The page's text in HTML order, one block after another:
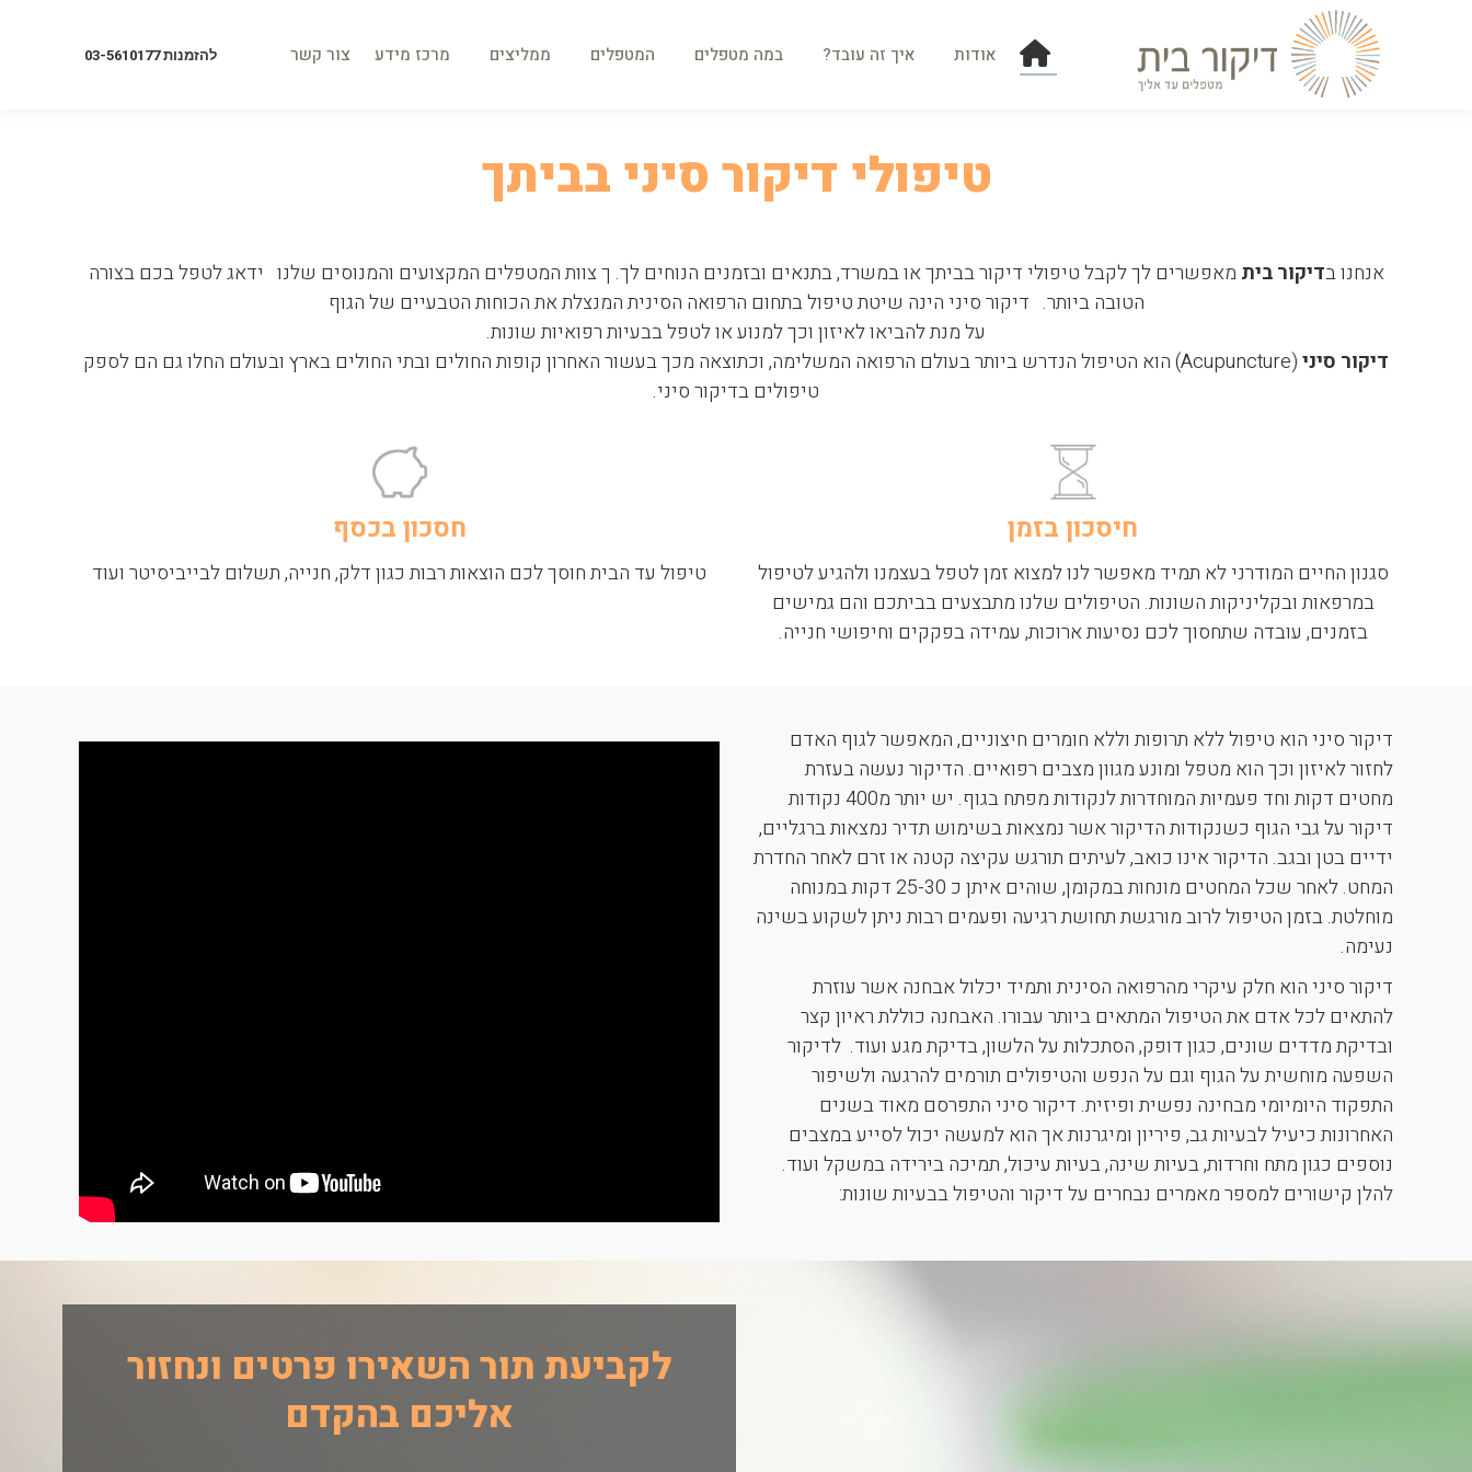
אודות איך זה עובד? במה מטפלים המטפלים ממליצים מרכז מידע צור קשר להזמנות 03-5610177
טיפולי דיקור סיני בביתך
אנחנו בדיקור בית מאפשרים לך לקבל טיפולי דיקור בביתך או במשרד, בתנאים ובזמנים הנוחים לך. ך צוות המטפלים המקצועים והמנוסים שלנו ידאג לטפל בכם בצורה
הטובה ביותר. דיקור סיני הינה שיטת טיפול בתחום הרפואה הסינית המנצלת את הכוחות הטבעיים של הגוף
על מנת להביאו לאיזון וכך למנוע או לטפל בבעיות רפואיות שונות.
דיקור סיני
(Acupuncture) הוא הטיפול הנדרש ביותר בעולם הרפואה המשלימה, וכתוצאה מכך בעשור האחרון קופות החולים ובתי החולים בארץ ובעולם החלו גם הם לספק
טיפולים בדיקור סיני.
חסכון בכסף
טיפול עד הבית חוסך לכם הוצאות רבות כגון דלק, חנייה, תשלום לבייביסיטר ועוד
חיסכון בזמן
סגנון החיים המודרני לא תמיד מאפשר לנו למצוא זמן לטפל בעצמנו ולהגיע לטיפול
במרפאות ובקליניקות השונות. הטיפולים שלנו מתבצעים בביתכם והם גמישים
בזמנים, עובדה שתחסוך לכם נסיעות ארוכות, עמידה בפקקים וחיפושי חנייה.
דיקור סיני הוא טיפול ללא תרופות וללא חומרים חיצוניים, המאפשר לגוף האדם
לחזור לאיזון וכך הוא מטפל ומונע מגוון מצבים רפואיים. הדיקור נעשה בעזרת
מחטים דקות וחד פעמיות המוחדרות לנקודות מפתח בגוף. יש יותר מ400 נקודות
דיקור על גבי הגוף כשנקודות הדיקור אשר נמצאות בשימוש תדיר נמצאות ברגליים,
ידיים בטן ובגב. הדיקור אינו כואב, לעיתים תורגש עקיצה קטנה או זרם לאחר החדרת
המחט. לאחר שכל המחטים מונחות במקומן, שוהים איתן כ 25-30 דקות במנוחה
מוחלטת. בזמן הטיפול לרוב מורגשת תחושת רגיעה ופעמים רבות ניתן לשקוע בשינה
נעימה.
דיקור סיני הוא חלק עיקרי מהרפואה הסינית ותמיד יכלול אבחנה אשר עוזרת
להתאים לכל אדם את הטיפול המתאים ביותר עבורו. האבחנה כוללת ראיון קצר
ובדיקת מדדים שונים, כגון דופק, הסתכלות על הלשון, בדיקת מגע ועוד. לדיקור
השפעה מוחשית על הגוף וגם על הנפש והטיפולים תורמים להרגעה ולשיפור
התפקוד היומיומי מבחינה נפשית ופיזית. דיקור סיני התפרסם מאוד בשנים
האחרונות כיעיל לבעיות גב, פיריון ומיגרנות אך הוא למעשה יכול לסייע במצבים
נוספים כגון מתח וחרדות, בעיות שינה, בעיות עיכול, תמיכה בירידה במשקל ועוד.
להלן קישורים למספר מאמרים נבחרים על דיקור והטיפול בבעיות שונות:
לקביעת תור השאירו פרטים ונחזור
אליכם בהקדם
איך זה עובד? במה מטפלים המטפלים ממליצים